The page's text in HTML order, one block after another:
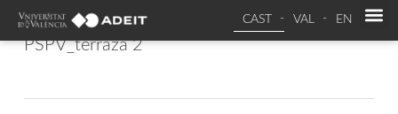
CAST VAL EN
PSPV_terraza 2